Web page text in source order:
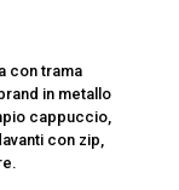
con trama
in metallo
cappuccio,
con zip,